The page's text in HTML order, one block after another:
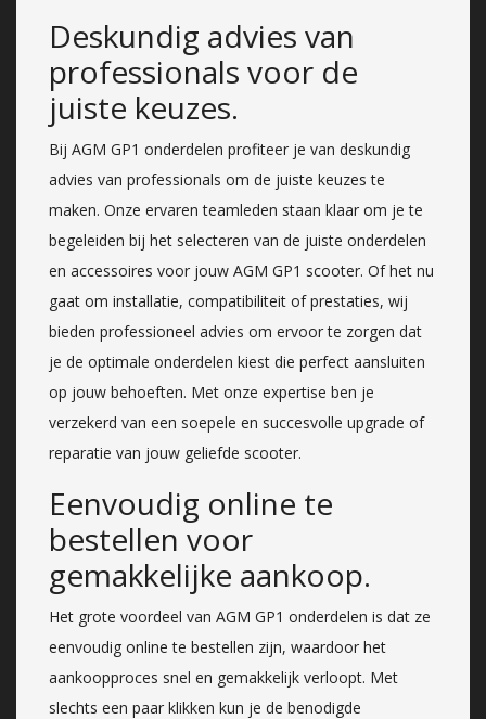
Deskundig advies van
professionals voor de
juiste keuzes.
Bij AGM GP1 onderdelen profiteer je van deskundig
advies van professionals om de juiste keuzes te
maken. Onze ervaren teamleden staan klaar om je te
begeleiden bij het selecteren van de juiste onderdelen
en accessoires voor jouw AGM GP1 scooter. Of het nu
gaat om installatie, compatibiliteit of prestaties, wij
bieden professioneel advies om ervoor te zorgen dat
je de optimale onderdelen kiest die perfect aansluiten
op jouw behoeften. Met onze expertise ben je
verzekerd van een soepele en succesvolle upgrade of
reparatie van jouw geliefde scooter.
Eenvoudig online te
bestellen voor
gemakkelijke aankoop.
Het grote voordeel van AGM GP1 onderdelen is dat ze
eenvoudig online te bestellen zijn, waardoor het
aankoopproces snel en gemakkelijk verloopt. Met
slechts een paar klikken kun je de benodigde